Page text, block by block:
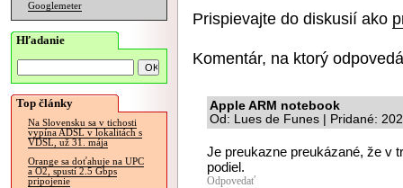
Googlemeter
Hľadanie
Top články
Na Slovensku sa v tichosti
vypína ADSL v lokalitách s
VDSL, už 31. mája
Orange sa doťahuje na UPC
a O2, spustí 2.5 Gbps
pripojenie
Prispievajte do diskusií ako
Komentár, na ktorý
Apple ARM notebook
Od: Lues de Funes | Pridané:
Je preukazne preukázané, že v
podiel.
Odpovedať